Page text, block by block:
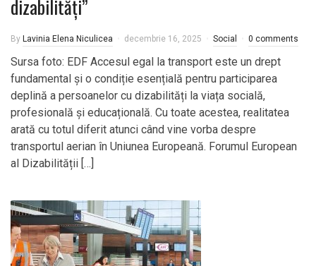
dizabilități”
By Lavinia Elena Niculicea decembrie 16, 2025 Social 0 comments
Sursa foto: EDF Accesul egal la transport este un drept
fundamental și o condiție esențială pentru participarea
deplină a persoanelor cu dizabilități la viața socială,
profesională și educațională. Cu toate acestea, realitatea
arată cu totul diferit atunci când vine vorba despre
transportul aerian în Uniunea Europeană. Forumul European
al Dizabilității […]